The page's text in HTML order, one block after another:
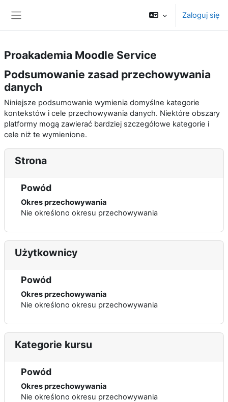
Zaloguj się
Proakademia Moodle Service
Podsumowanie zasad przechowywania
danych
Niniejsze podsumowanie wymienia domyślne kategorie
kontekstów i cele przechowywania danych. Niektóre obszary
platformy mogą zawierać bardziej szczegółowe kategorie i
cele niż te wymienione.
Strona
Powód
Okres przechowywania
Nie określono okresu przechowywania
Użytkownicy
Powód
Okres przechowywania
Nie określono okresu przechowywania
Kategorie kursu
Powód
Okres przechowywania
Nie określono okresu przechowywania